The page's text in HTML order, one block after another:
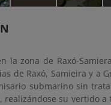
la zona de Raxó-
de Raxó, Samieira y a
submarino sin
su vertido